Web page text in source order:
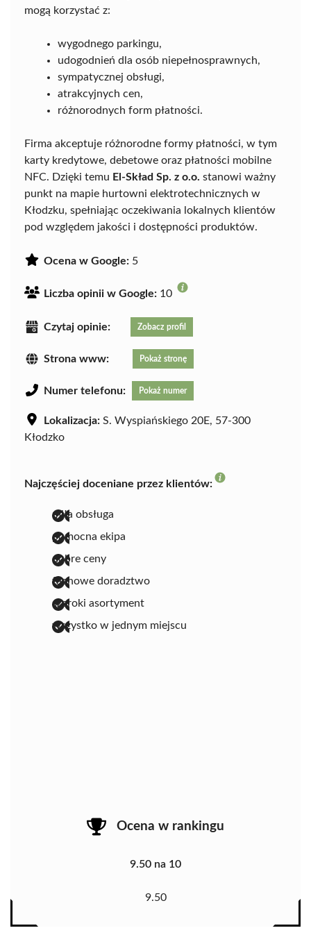
mogą korzystać z:
wygodnego parkingu,
udogodnień dla osób niepełnosprawnych,
sympatycznej obsługi,
atrakcyjnych cen,
różnorodnych form płatności.
Firma akceptuje różnorodne formy płatności, w tym
karty kredytowe, debetowe oraz płatności mobilne
NFC. Dzięki temu El-Skład Sp. z o.o. stanowi ważny
punkt na mapie hurtowni elektrotechnicznych w
Kłodzku, spełniając oczekiwania lokalnych klientów
pod względem jakości i dostępności produktów.
Ocena w Google: 5
Liczba opinii w Google: 10
Czytaj opinie: Zobacz profil
Strona www: Pokaż stronę
Numer telefonu: Pokaż numer
Lokalizacja: S. Wyspiańskiego 20E, 57-300
Kłodzko
Najczęściej doceniane przez klientów:
miła obsługa
pomocna ekipa
dobre ceny
fachowe doradztwo
szeroki asortyment
wszystko w jednym miejscu
Ocena w rankingu
9.50 na 10
9.50